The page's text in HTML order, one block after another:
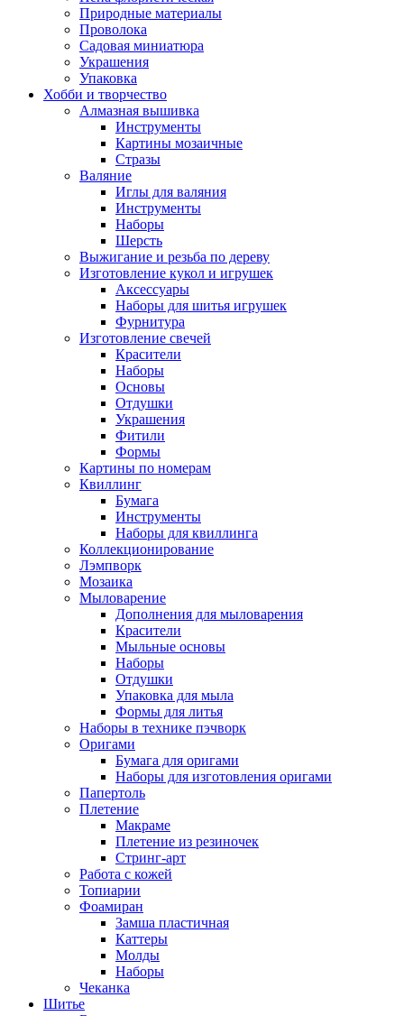
Природные материалы
Проволока
Садовая миниатюра
Украшения
Упаковка
Хобби и творчество
Алмазная вышивка
Инструменты
Картины мозаичные
Стразы
Валяние
Иглы для валяния
Инструменты
Наборы
Шерсть
Выжигание и резьба по дереву
Изготовление кукол и игрушек
Аксессуары
Наборы для шитья игрушек
Фурнитура
Изготовление свечей
Красители
Наборы
Основы
Отдушки
Украшения
Фитили
Формы
Картины по номерам
Квиллинг
Бумага
Инструменты
Наборы для квиллинга
Коллекционирование
Лэмпворк
Мозаика
Мыловарение
Дополнения для мыловарения
Красители
Мыльные основы
Наборы
Отдушки
Упаковка для мыла
Формы для литья
Наборы в технике пэчворк
Оригами
Бумага для оригами
Наборы для изготовления оригами
Папертоль
Плетение
Макраме
Плетение из резиночек
Стринг-арт
Работа с кожей
Топиарии
Фоамиран
Замша пластичная
Каттеры
Молды
Наборы
Чеканка
Шитье